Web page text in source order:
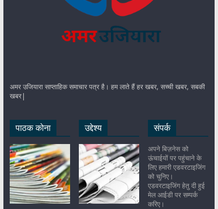
अमर उजियारा साप्ताहिक समाचार पत्र है। हम लाते हैं हर खबर, सच्ची खबर, सबकी
खबर|
पाठक कोना उद्देश्य संपर्क
अपने बिज़नेस को
ऊंचाईयों पर पहुंचाने के
लिए हमारी एडवरटाइजिंग
को चुनिए।
एडवरटाइजिंग हेतु दी हुई
मेल आईडी पर सम्पर्क
करिए।